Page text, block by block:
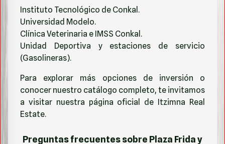
Instituto Tecnológico de Conkal.
Universidad Modelo.
Clínica Veterinaria e IMSS Conkal.
Unidad Deportiva y estaciones de servicio
(Gasolineras).
Para explorar más opciones de inversión o
conocer nuestro catálogo completo, te invitamos
a visitar nuestra página oficial de Itzimna Real
Estate.
Preguntas frecuentes sobre Plaza Frida y